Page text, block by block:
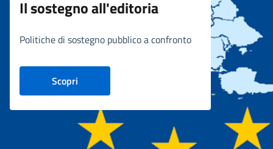
Il sostegno all'editoria
Politiche di sostegno pubblico a confronto
Scopri